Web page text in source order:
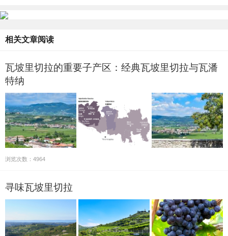
相关文章阅读
瓦坡里切拉的重要子产区：经典瓦坡里切拉与瓦潘
特纳
浏览次数：4964
寻味瓦坡里切拉